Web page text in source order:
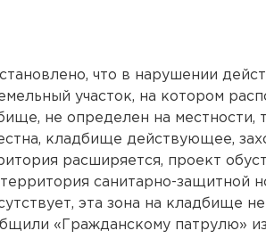
что в нарушении
участок, на котором
не определен на местности,
кладбище действующее,
расширяется, проект
санитарно-защитной
эта зона на кладбище
«Гражданскому патрулю»